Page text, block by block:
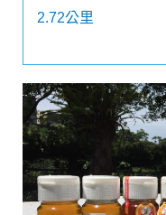
2.72公里